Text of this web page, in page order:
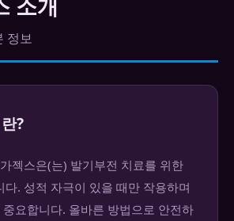
소개
정보
?
젝스은(는) 발기부전 치료를 위한
다. 성적 자극이 있을 때만 작용하며
요합니다. 올바른 방법으로 안전하